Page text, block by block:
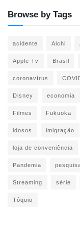
Browse by Tags
acidente Aichi
Apple Tv Brasil
coronavírus
Disney economia
Filmes Fukuoka
idosos imigração
loja de conveniência
Pandemia
Streaming série
Tóquio